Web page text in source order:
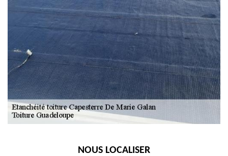
NOUS LOCALISER